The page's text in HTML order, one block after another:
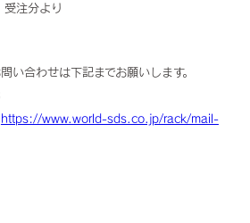
注分より
い合わせは下記までお願いします。
https://www.world-sds.co.jp/rack/mail-